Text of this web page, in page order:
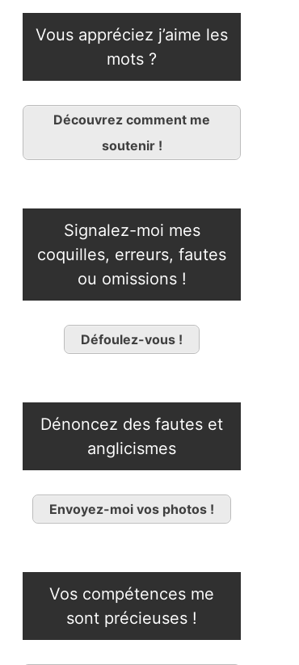
Vous appréciez j’aime les
mots ?
Découvrez comment me
soutenir !
Signalez-moi mes
coquilles, erreurs, fautes
ou omissions !
Défoulez-vous !
Dénoncez des fautes et
anglicismes
Envoyez-moi vos photos !
Vos compétences me
sont précieuses !